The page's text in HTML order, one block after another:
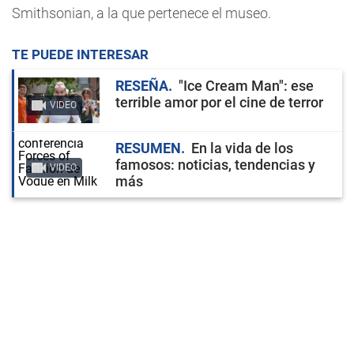
Smithsonian, a la que pertenece el museo.
TE PUEDE INTERESAR
VIDEO
RESEÑA
"Ice Cream Man": ese
terrible amor por el cine de terror
VIDEO
RESUMEN
En la vida de los
famosos: noticias, tendencias y
más